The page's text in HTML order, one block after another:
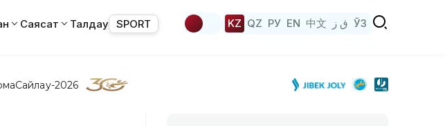
Саясат Талдау SPORT KZ QZ РУ EN 中文 ق ز ЎЗ
Сайлау-2026